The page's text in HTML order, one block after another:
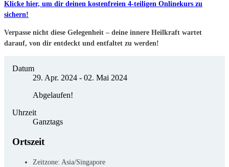
Klicke hier, um dir deinen kostenfreien 4-teiligen Onlinekurs zu
sichern!
Verpasse nicht diese Gelegenheit – deine innere Heilkraft wartet
darauf, von dir entdeckt und entfaltet zu werden!
Datum
29. Apr. 2024 - 02. Mai 2024
Abgelaufen!
Uhrzeit
Ganztags
Ortszeit
Zeitzone: Asia/Singapore